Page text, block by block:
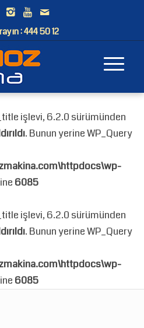
:444 50 12
işlevi, 6.2.0 sürümünden
. Bunun yerine WP_Query
6085
işlevi, 6.2.0 sürümünden
. Bunun yerine WP_Query
6085